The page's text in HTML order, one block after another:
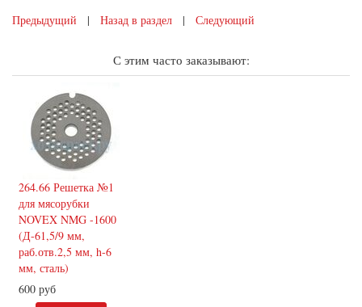
Предыдущий | Назад в раздел | Следующий
С этим часто заказывают:
264.66 Решетка №1
для мясорубки
NOVEX NMG -1600
(Д-61,5/9 мм,
раб.отв.2,5 мм, h-6
мм, сталь)
600 руб